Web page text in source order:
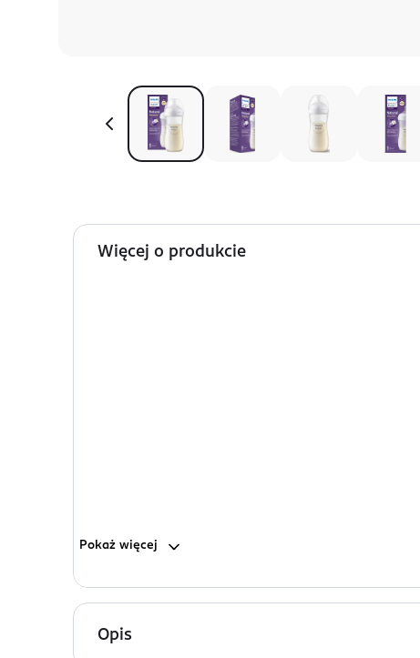
Więcej o produkcie
Pokaż więcej
Opis